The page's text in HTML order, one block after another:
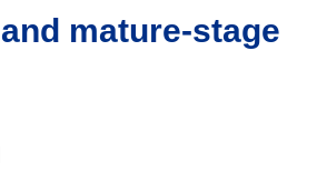
mature-stage